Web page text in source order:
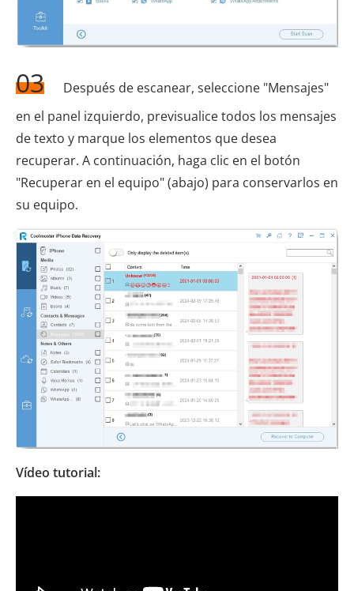
03
Después de escanear, seleccione "Mensajes"
en el panel izquierdo, previsualice todos los mensajes
de texto y marque los elementos que desea
recuperar. A continuación, haga clic en el botón
"Recuperar en el equipo" (abajo) para conservarlos en
su equipo.
Vídeo tutorial: